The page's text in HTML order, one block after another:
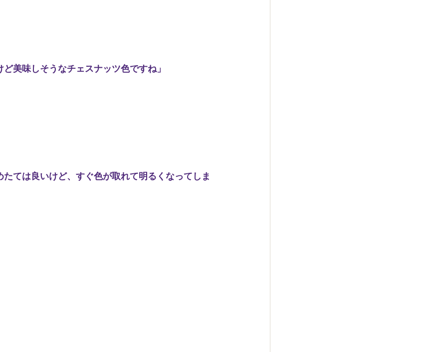
美味しそうなチェスナッツ色ですね」
ては良いけど、すぐ色が取れて明るくなってしま